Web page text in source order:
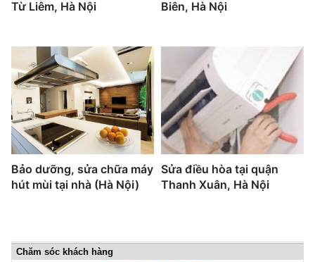
Từ Liêm, Hà Nội Biên, Hà Nội
Bảo dưỡng, sửa chữa máy
hút mùi tại nhà (Hà Nội)
Sửa điều hòa tại quận
Thanh Xuân, Hà Nội
Chăm sóc khách hàng